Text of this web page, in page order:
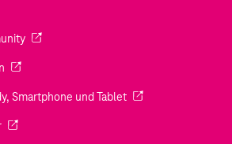
neuen Tab geöffnet)
(Wird in einem neuen Tab geöffnet)
(Wird in einem neuen Tab geöffnet)
Smartphone und Tablet(Wird in einem
(Wird in einem neuen Tab geöffnet)